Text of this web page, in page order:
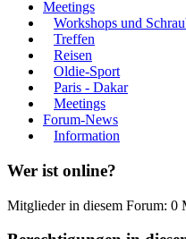
Meetings
Workshops und
Treffen
Reisen
Oldie-Sport
Paris - Dakar
Meetings
Forum-News
Information
Wer ist online?
Mitglieder in diesem Forum: 0